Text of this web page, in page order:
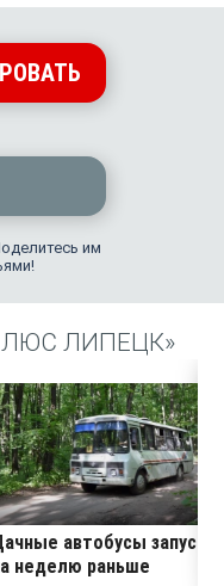
им
ЛИПЕЦК»
автобусы
неделю раньше